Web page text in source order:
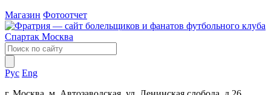
Магазин Фотоотчет
Рус Eng